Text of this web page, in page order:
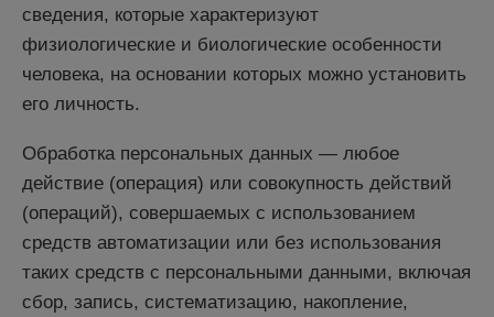
сведения, которые характеризуют
физиологические и биологические особенности
человека, на основании которых можно установить
его личность.
Обработка персональных данных — любое
действие (операция) или совокупность действий
(операций), совершаемых с использованием
средств автоматизации или без использования
таких средств с персональными данными, включая
сбор, запись, систематизацию, накопление,